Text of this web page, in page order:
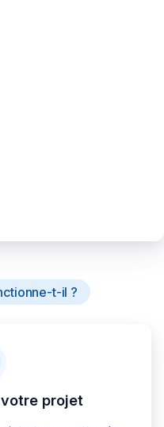
t-il ?
projet